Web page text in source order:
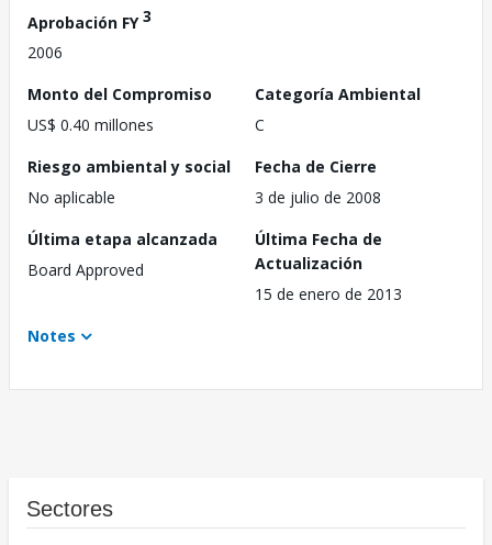
Aprobación FY3
2006
Monto del Compromiso
US$ 0.40 millones
Categoría Ambiental
C
Riesgo ambiental y social
No aplicable
Fecha de Cierre
3 de julio de 2008
Última etapa alcanzada
Board Approved
Última Fecha de
Actualización
15 de enero de 2013
Notes
Sectores